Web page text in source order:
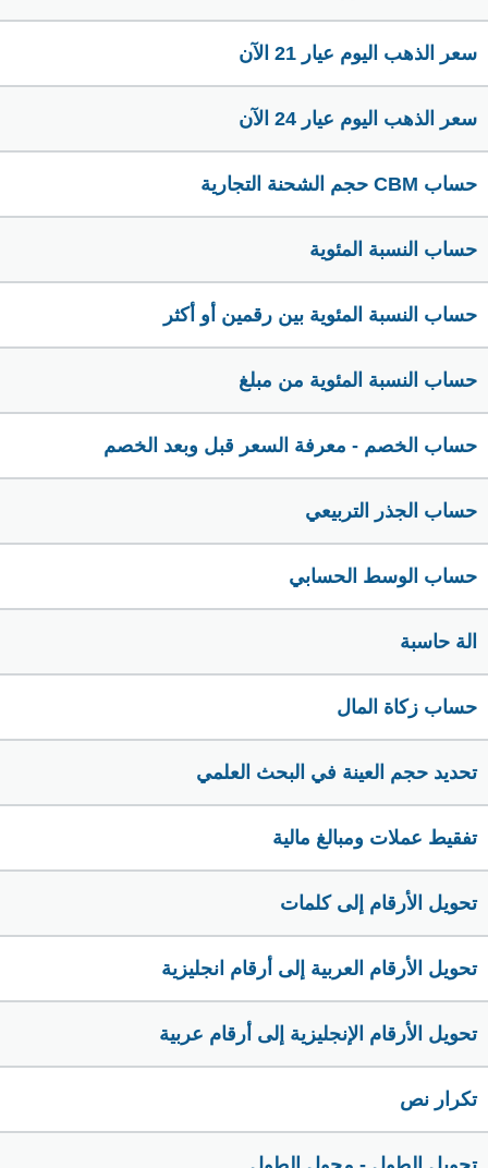
سعر الذهب اليوم عيار 21 الآن
سعر الذهب اليوم عيار 24 الآن
حساب CBM حجم الشحنة التجارية
حساب النسبة المئوية
حساب النسبة المئوية بين رقمين أو أكثر
حساب النسبة المئوية من مبلغ
حساب الخصم - معرفة السعر قبل وبعد الخصم
حساب الجذر التربيعي
حساب الوسط الحسابي
الة حاسبة
حساب زكاة المال
تحديد حجم العينة في البحث العلمي
تفقيط عملات ومبالغ مالية
تحويل الأرقام إلى كلمات
تحويل الأرقام العربية إلى أرقام انجليزية
تحويل الأرقام الإنجليزية إلى أرقام عربية
تكرار نص